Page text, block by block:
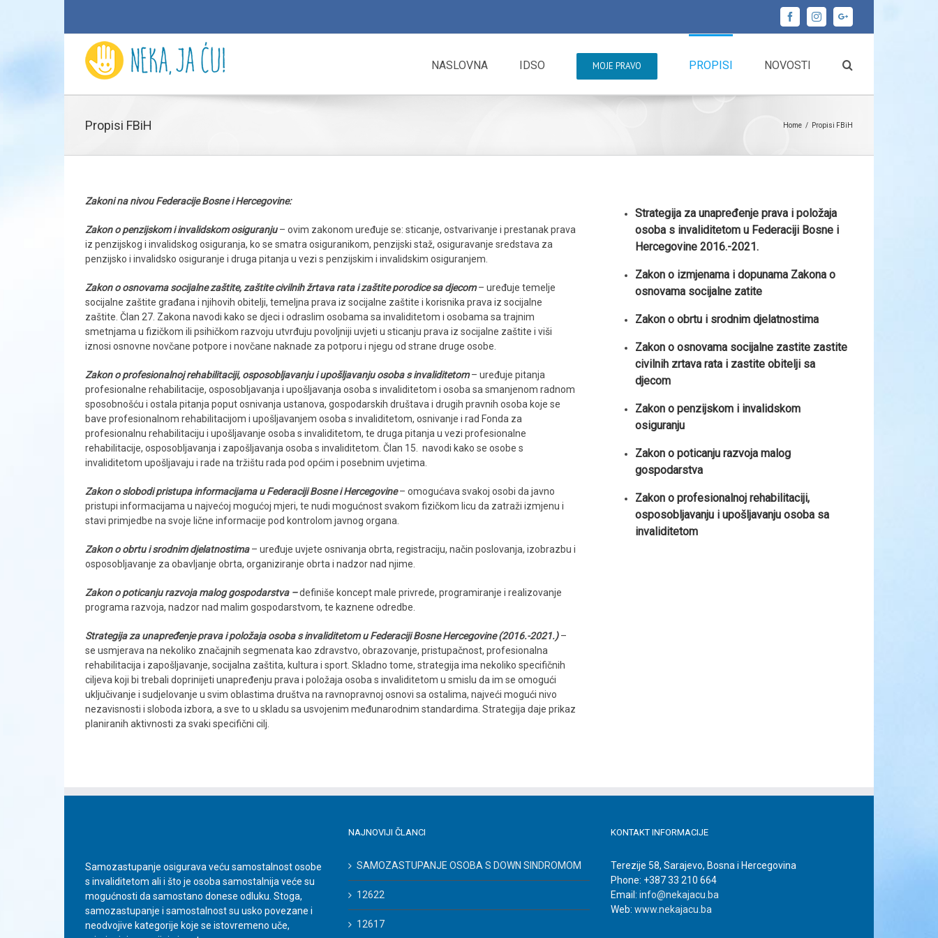
FacebookInstagramGoogle+
NASLOVNA IDSO MOJE PRAVO PROPISI NOVOSTI
Propisi FBiH Home / Propisi FBiH
Zakoni na nivou Federacije Bosne i Hercegovine:
Zakon o penzijskom i invalidskom osiguranju– ovim zakonom uređuje se: sticanje, ostvarivanje i prestanak prava
iz penzijskog i invalidskog osiguranja, ko se smatra osiguranikom, penzijski staž, osiguravanje sredstava za
penzijsko i invalidsko osiguranje i druga pitanja u vezi s penzijskim i invalidskim osiguranjem.
Zakon o osnovama socijalne zaštite, zaštite civilnih žrtava rata i zaštite porodice sa djecom– uređuje temelje
socijalne zaštite građana i njihovih obitelji, temeljna prava iz socijalne zaštite i korisnika prava iz socijalne
zaštite. Član 27. Zakona navodi kako se djeci i odraslim osobama sa invaliditetom i osobama sa trajnim
smetnjama u fizičkom ili psihičkom razvoju utvrđuju povoljniji uvjeti u sticanju prava iz socijalne zaštite i viši
iznosi osnovne novčane potpore i novčane naknade za potporu i njegu od strane druge osobe.
Zakon o profesionalnoj rehabilitaciji, osposobljavanju i upošljavanju osoba s invaliditetom– uređuje pitanja
profesionalne rehabilitacije, osposobljavanja i upošljavanja osoba s invaliditetom i osoba sa smanjenom radnom
sposobnošću i ostala pitanja poput osnivanja ustanova, gospodarskih društava i drugih pravnih osoba koje se
bave profesionalnom rehabilitacijom i upošljavanjem osoba s invaliditetom, osnivanje i rad Fonda za
profesionalnu rehabilitaciju i upošljavanje osoba s invaliditetom, te druga pitanja u vezi profesionalne
rehabilitacije, osposobljavanja i zapošljavanja osoba s invaliditetom. Član 15. navodi kako se osobe s
invaliditetom upošljavaju i rade na tržištu rada pod općim i posebnim uvjetima.
Zakon o slobodi pristupa informacijama u Federaciji Bosne i Hercegovine– omogućava svakoj osobi da javno
pristupi informacijama u najvećoj mogućoj mjeri, te nudi mogućnost svakom fizičkom licu da zatraži izmjenu i
stavi primjedbe na svoje lične informacije pod kontrolom javnog organa.
Zakon o obrtu i srodnim djelatnostima– uređuje uvjete osnivanja obrta, registraciju, način poslovanja, izobrazbu i
osposobljavanje za obavljanje obrta, organiziranje obrta i nadzor nad njime.
Zakon o poticanju razvoja malog gospodarstva –definiše koncept male privrede, programiranje i realizovanje
programa razvoja, nadzor nad malim gospodarstvom, te kaznene odredbe.
Strategija za unapređenje prava i položaja osoba s invaliditetom u Federaciji Bosne Hercegovine (2016.-2021.)–
se usmjerava na nekoliko značajnih segmenata kao zdravstvo, obrazovanje, pristupačnost, profesionalna
rehabilitacija i zapošljavanje, socijalna zaštita, kultura i sport. Skladno tome, strategija ima nekoliko specifičnih
ciljeva koji bi trebali doprinijeti unapređenju prava i položaja osoba s invaliditetom u smislu da im se omogući
uključivanje i sudjelovanje u svim oblastima društva na ravnopravnoj osnovi sa ostalima, najveći mogući nivo
nezavisnosti i sloboda izbora, a sve to u skladu sa usvojenim međunarodnim standardima. Strategija daje prikaz
planiranih aktivnosti za svaki specifični cilj.
Strategija za unapređenje prava i položaja
osoba s invaliditetom u Federaciji Bosne i
Hercegovine 2016.-2021.
Zakon o izmjenama i dopunama Zakona o
osnovama socijalne zatite
Zakon o obrtu i srodnim djelatnostima
Zakon o osnovama socijalne zastite zastite
civilnih zrtava rata i zastite obitelji sa
djecom
Zakon o penzijskom i invalidskom
osiguranju
Zakon o poticanju razvoja malog
gospodarstva
Zakon o profesionalnoj rehabilitaciji,
osposobljavanju i upošljavanju osoba sa
invaliditetom
Samozastupanje osigurava veću samostalnost osobe
s invaliditetom ali i što je osoba samostalnija veće su
mogućnosti da samostano donese odluku. Stoga,
samozastupanje i samostalnost su usko povezane i
neodvojive kategorije koje se istovremeno uče,
NAJNOVIJI ČLANCI
SAMOZASTUPANJE OSOBA S DOWN SINDROMOM
12622
12617
KONTAKT INFORMACIJE
Terezije 58, Sarajevo, Bosna i Hercegovina
Phone: +387 33 210 664
Email:info@nekajacu.ba
Web:www.nekajacu.ba